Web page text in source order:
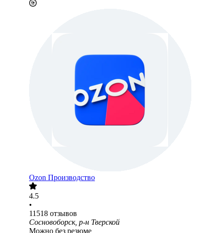
Ozon Производство
4.5
•
11518 отзывов
Сосновоборск, р-н Тверской
Можно без резюме